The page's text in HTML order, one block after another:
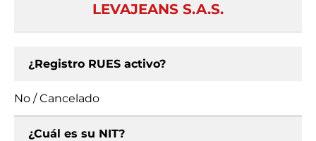
LEVAJEANS S.A.S.
¿Registro RUES activo?
No / Cancelado
¿Cuál es su NIT?